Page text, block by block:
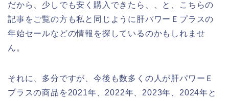
だから、少しでも安く購入できたら、、と、こちらの
記事をご覧の方も私と同じように肝パワーＥプラスの
年始セールなどの情報を探しているのかもしれませ
ん。
それに、多分ですが、今後も数多くの人が肝パワーＥ
プラスの商品を2021年、2022年、2023年、2024年と